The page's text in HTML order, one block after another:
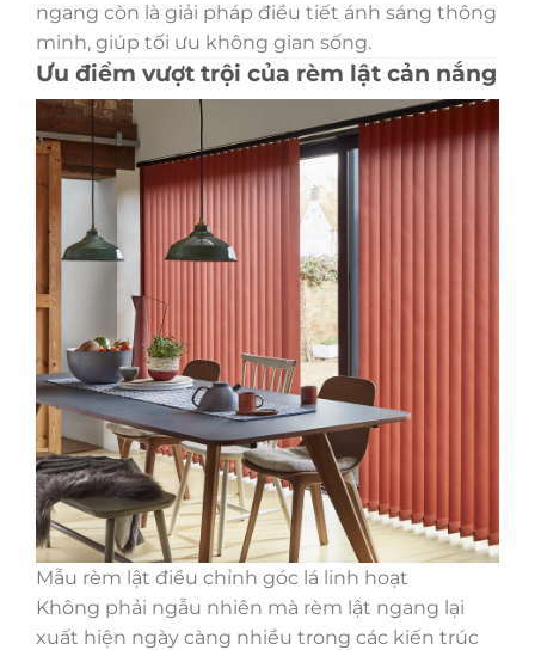
ngang còn là giải pháp điều tiết ánh sáng thông
minh, giúp tối ưu không gian sống.
Ưu điểm vượt trội của rèm lật cản nắng
Mẫu rèm lật điều chỉnh góc lá linh hoạt
Không phải ngẫu nhiên mà rèm lật ngang lại
xuất hiện ngày càng nhiều trong các kiến trúc